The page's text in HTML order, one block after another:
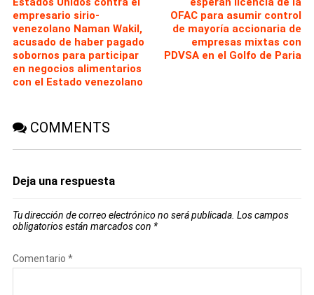
empresario sirio-
venezolano Naman Wakil,
acusado de haber pagado
sobornos para participar
en negocios alimentarios
con el Estado venezolano
OFAC para asumir control
de mayoría accionaria de
empresas mixtas con
PDVSA en el Golfo de Paria
COMMENTS
Deja una respuesta
Tu dirección de correo electrónico no será publicada. Los campos
obligatorios están marcados con *
Comentario *